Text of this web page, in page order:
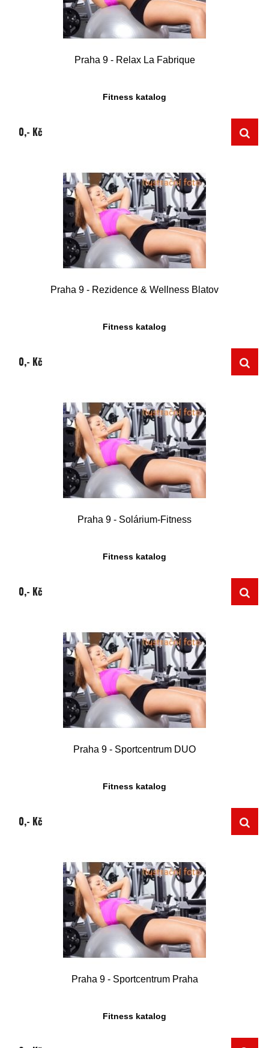
Praha 9 - Relax La Fabrique
Fitness katalog
0,- Kč
Praha 9 - Rezidence & Wellness Blatov
Fitness katalog
0,- Kč
Praha 9 - Solárium-Fitness
Fitness katalog
0,- Kč
Praha 9 - Sportcentrum DUO
Fitness katalog
0,- Kč
Praha 9 - Sportcentrum Praha
Fitness katalog